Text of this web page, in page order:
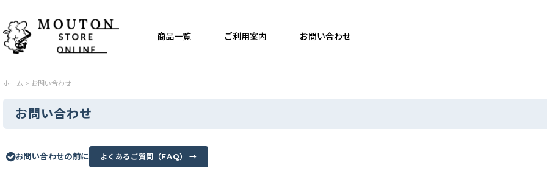
商品一覧 ご利用案内 お問い合わせ
ホーム > お問い合わせ
お問い合わせ
お問い合わせの前に よくあるご質問（FAQ） →